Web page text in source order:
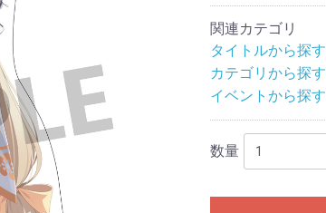
関連カテゴリ
タイトルから探す
カテゴリから探す
イベントから探す
数量